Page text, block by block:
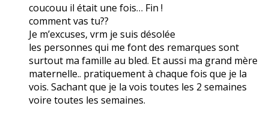
coucouu il était une fois… Fin !
comment vas tu??
Je m’excuses, vrm je suis désolée
les personnes qui me font des remarques sont
surtout ma famille au bled. Et aussi ma grand mère
maternelle.. pratiquement à chaque fois que je la
vois. Sachant que je la vois toutes les 2 semaines
voire toutes les semaines.